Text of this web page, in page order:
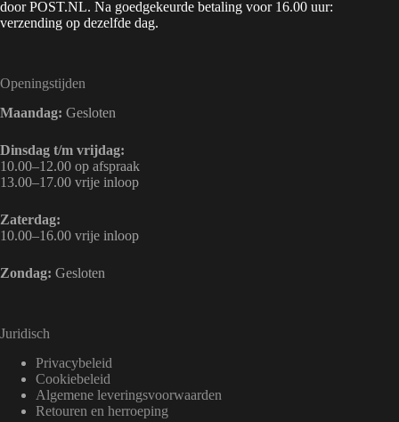
door POST.NL. Na goedgekeurde betaling voor 16.00 uur:
verzending op dezelfde dag.
Openingstijden
Maandag: Gesloten
Dinsdag t/m vrijdag:
10.00–12.00 op afspraak
13.00–17.00 vrije inloop
Zaterdag:
10.00–16.00 vrije inloop
Zondag: Gesloten
Juridisch
Privacybeleid
Cookiebeleid
Algemene leveringsvoorwaarden
Retouren en herroeping